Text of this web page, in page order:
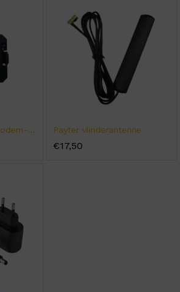
Payter backcover Modem-module Payter vlinderantenne
€17,50